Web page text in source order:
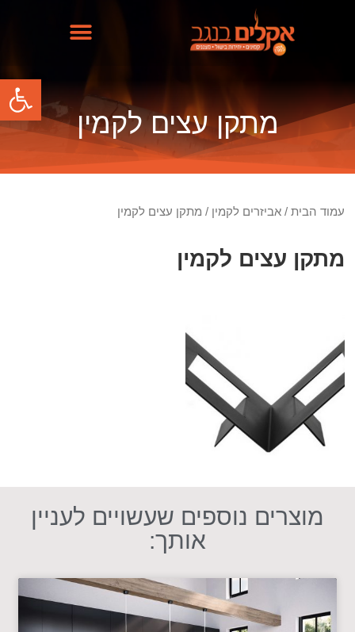
מתקן עצים לקמין
עמוד הבית /אביזרים לקמין / מתקן עצים לקמין
מתקן עצים לקמין
מוצרים נוספים שעשויים לעניין
אותך: